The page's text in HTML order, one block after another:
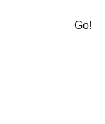
Go!